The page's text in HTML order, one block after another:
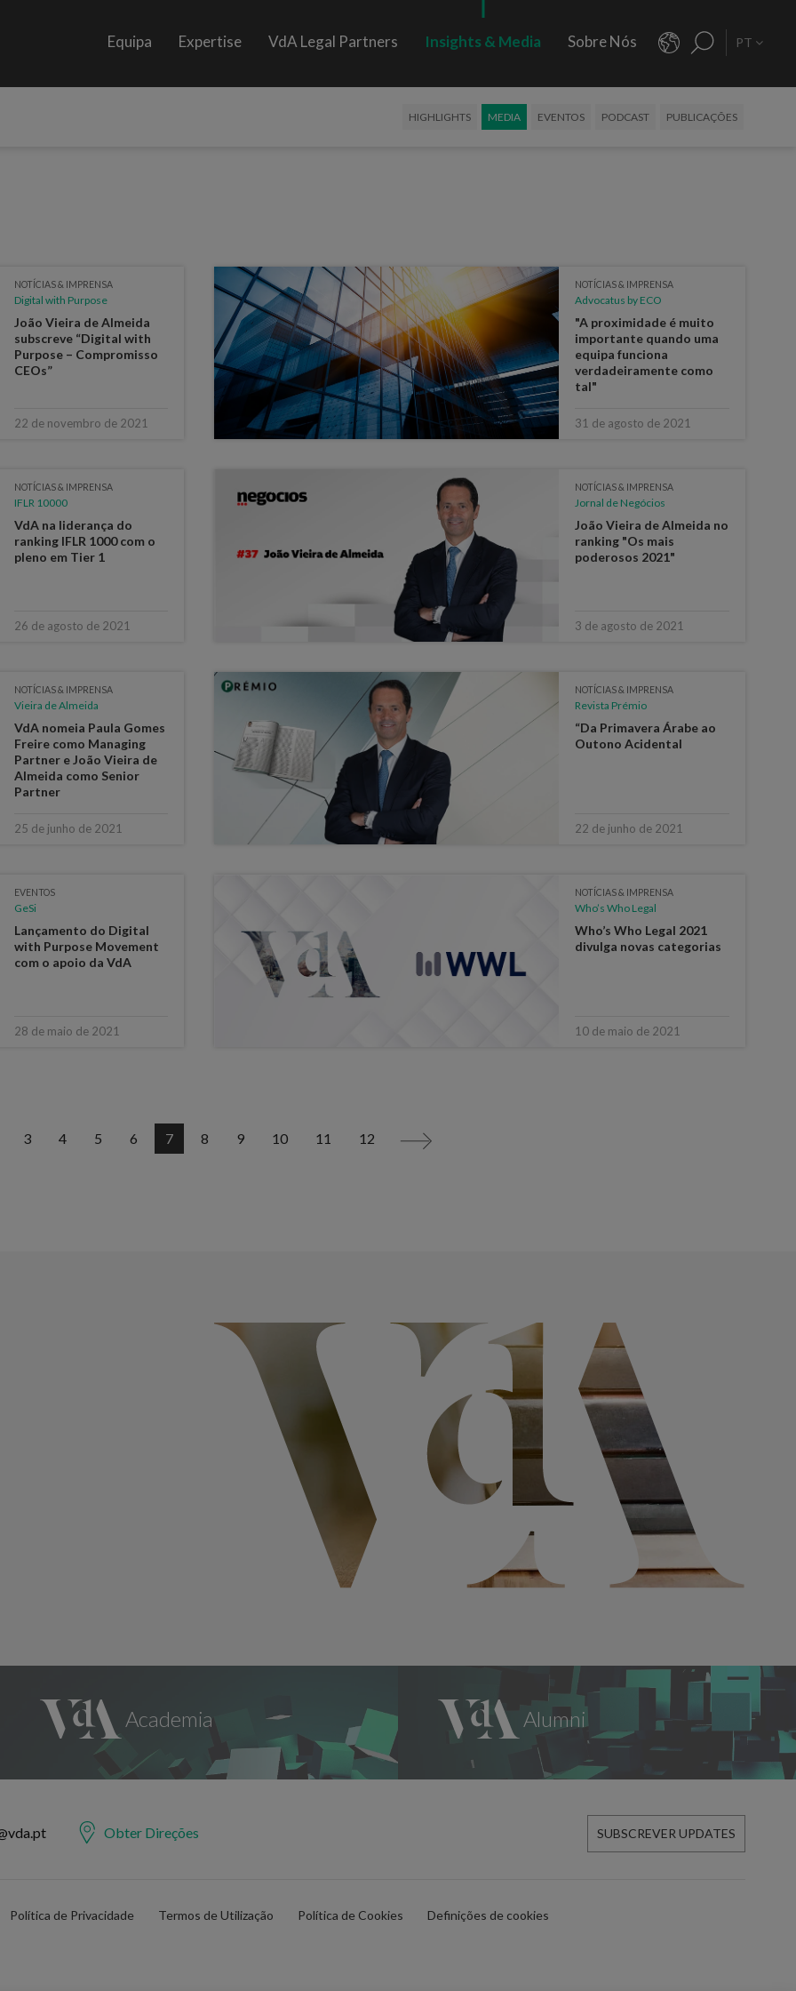
Equipa Expertise VdA Legal Partners Insights & Media Sobre Nós PT
HIGHLIGHTS MEDIA EVENTOS PODCAST PUBLICAÇÕES
NOTÍCIAS & IMPRENSA
Digital with Purpose
João Vieira de Almeida
subscreve “Digital with
Purpose – Compromisso
CEOs”
22 de novembro de 2021
NOTÍCIAS & IMPRENSA
Advocatus by ECO
"A proximidade é muito
importante quando uma
equipa funciona
verdadeiramente como
tal"
31 de agosto de 2021
NOTÍCIAS & IMPRENSA
IFLR 10000
VdA na liderança do
ranking IFLR 1000 com o
pleno em Tier 1
26 de agosto de 2021
NOTÍCIAS & IMPRENSA
Jornal de Negócios
João Vieira de Almeida no
ranking "Os mais
poderosos 2021"
3 de agosto de 2021
NOTÍCIAS & IMPRENSA
Vieira de Almeida
VdA nomeia Paula Gomes
Freire como Managing
Partner e João Vieira de
Almeida como Senior
Partner
25 de junho de 2021
NOTÍCIAS & IMPRENSA
Revista Prémio
“Da Primavera Árabe ao
Outono Acidental
22 de junho de 2021
EVENTOS
GeSi
Lançamento do Digital
with Purpose Movement
com o apoio da VdA
28 de maio de 2021
NOTÍCIAS & IMPRENSA
Who’s Who Legal
Who’s Who Legal 2021
divulga novas categorias
10 de maio de 2021
3 4 5 6 7 8 9 10 11 12 >
Obter Direções SUBSCREVER UPDATES
Política de Privacidade Termos de Utilização Política de Cookies Definições de cookies